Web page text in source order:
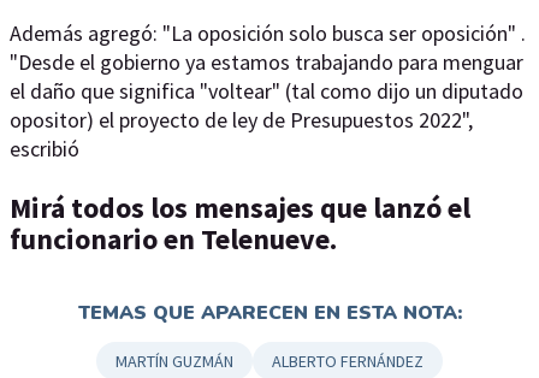
Además agregó: "La oposición solo busca ser oposición" .
"Desde el gobierno ya estamos trabajando para menguar
el daño que significa "voltear" (tal como dijo un diputado
opositor) el proyecto de ley de Presupuestos 2022",
escribió
Mirá todos los mensajes que lanzó el
funcionario en Telenueve.
TEMAS QUE APARECEN EN ESTA NOTA:
MARTÍN GUZMÁN ALBERTO FERNÁNDEZ